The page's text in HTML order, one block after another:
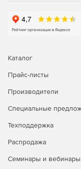
Каталог
Прайс-листы
Производители
Специальные
Техподдержка
Распродажа
Семинары и вебинары